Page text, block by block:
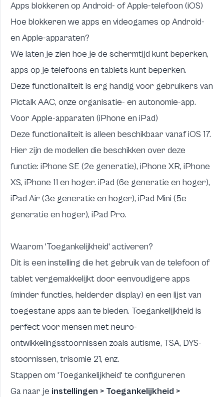
Apps blokkeren op Android- of Apple-telefoon (iOS)
Hoe blokkeren we apps en videogames op Android-
en Apple-apparaten?
We laten je zien hoe je de schermtijd kunt beperken,
apps op je telefoons en tablets kunt beperken.
Deze functionaliteit is erg handig voor gebruikers van
Pictalk AAC, onze organisatie- en autonomie-app.
Voor Apple-apparaten (iPhone en iPad)
Deze functionaliteit is alleen beschikbaar vanaf iOS 17.
Hier zijn de modellen die beschikken over deze
functie: iPhone SE (2e generatie), iPhone XR, iPhone
XS, iPhone 11 en hoger. iPad (6e generatie en hoger),
iPad Air (3e generatie en hoger), iPad Mini (5e
generatie en hoger), iPad Pro.
Waarom 'Toegankelijkheid' activeren?
Dit is een instelling die het gebruik van de telefoon of
tablet vergemakkelijkt door eenvoudigere apps
(minder functies, helderder display) en een lijst van
toegestane apps aan te bieden. Toegankelijkheid is
perfect voor mensen met neuro-
ontwikkelingsstoornissen zoals autisme, TSA, DYS-
stoornissen, trisomie 21, enz.
Stappen om 'Toegankelijkheid' te configureren
Ga naar je instellingen > Toegankelijkheid >